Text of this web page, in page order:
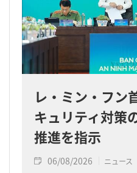
レ・ミン・フ
キュリティ対策
推進を指示
06/08/2026 ニュース